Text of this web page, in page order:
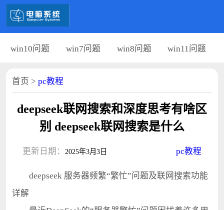
win10问题 win7问题 win8问题 win11问题
首页 > pc教程
deepseek联网搜索和深度思考有啥区
别 deepseek联网搜索是什么
更新日期： 2025年3月3日 pc教程
deepseek 服务器频繁“繁忙”问题及联网搜索功能
详解